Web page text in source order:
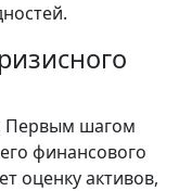
Первым шагом
финансового
оценку активов,